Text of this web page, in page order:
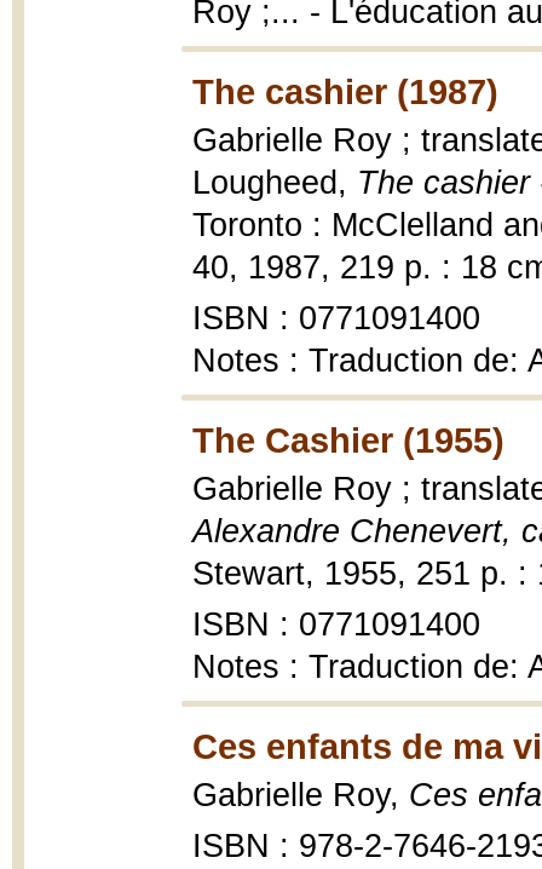
Roy ;... - L'éducation
The cashier (1987)
Gabrielle Roy ;
Lougheed, The
Toronto : McClelland
40, 1987, 219 p. : 18
ISBN : 0771091400
Notes : Traduction de:
The Cashier (1955)
Gabrielle Roy ;
Alexandre Chenevert,
Stewart, 1955, 251 p. :
ISBN : 0771091400
Notes : Traduction de:
Ces enfants de ma
Gabrielle Roy, Ces
ISBN : 978-2-7646-